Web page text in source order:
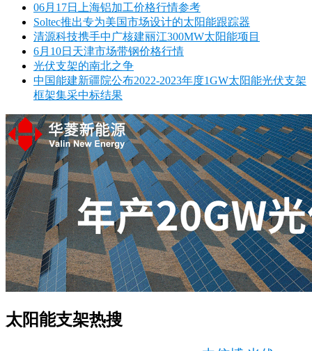
06月17日上海铝加工价格行情参考
Soltec推出专为美国市场设计的太阳能跟踪器
清源科技携手中广核建丽江300MW太阳能项目
6月10日天津市场带钢价格行情
光伏支架的南北之争
中国能建新疆院公布2022-2023年度1GW太阳能光伏支架
框架集采中标结果
太阳能支架热搜